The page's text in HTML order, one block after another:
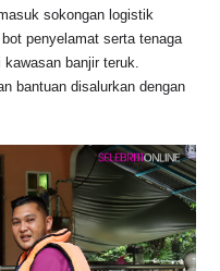
sokongan logistik
penyelamat serta tenaga
banjir teruk.
bantuan disalurkan dengan